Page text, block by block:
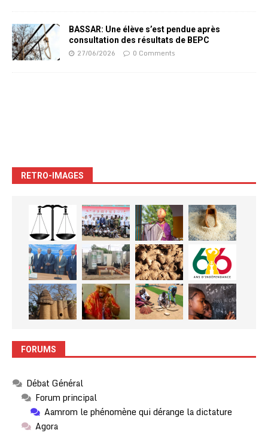
BASSAR: Une élève s’est pendue après
consultation des résultats de BEPC
27/06/2026 0 Comments
RETRO-IMAGES
FORUMS
Débat Général
Forum principal
Aamrom le phénomène qui dérange la dictature
Agora